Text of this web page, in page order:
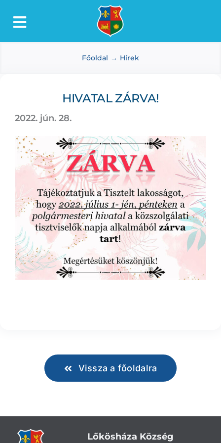
Toggle
Lőkösháza
Dokumentumtár
Média
Választás
Főoldal Hírek
HIVATAL ZÁRVA!
2022. jún. 28.
Vissza a főoldalra
Lőkösháza Község